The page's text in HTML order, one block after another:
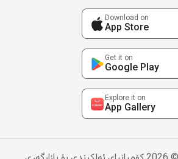
Download on
App Store
Get it on
Google Play
Explore it on
App Gallery